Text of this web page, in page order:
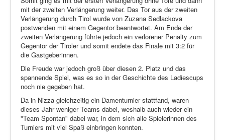
mit der zweiten Verlängerung weiter. Das Tor aus der zweiten
Verlängerung durch Tirol wurde von Zuzana Sedlackova
postwenden mit einem Gegentor beantwortet. Am Ende der
zweiten Verlängerung führte jedoch ein verlorener Penalty zum
Gegentor der Tiroler und somit endete das Finale mit 3:2 für
die Gastgeberinnen.
Die Freude war jedoch groß über diesen 2. Platz und das
spannende Spiel, was es so in der Geschichte des Ladiescups
noch nie gegeben hat.
Da in Nizza gleichzeitig ein Damenturnier stattfand, waren
dieses Jahr weniger Teams dabei, weshalb auch wieder ein
"Team Spontan" dabei war, in dem sich alle Spielerinnen des
Turniers mit viel Spaß einbringen konnten.